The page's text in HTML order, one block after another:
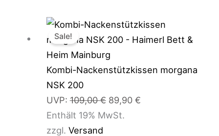
Sale!
Kombi-Nackenstützkissen morgana
NSK 200
UVP: 109,00€
Ursprünglicher
Preis
war:
109,00 €
89,90 €
Aktueller
Preis
89,90 €.
Enthält 19% MwSt.
zzgl. Versand